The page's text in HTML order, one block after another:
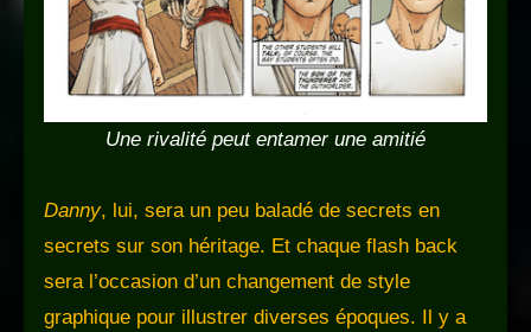
Une rivalité peut entamer une amitié
Danny, lui, sera un peu baladé de secrets en
secrets sur son héritage. Et chaque flash back
sera l’occasion d’un changement de style
graphique pour illustrer diverses époques. Il y a